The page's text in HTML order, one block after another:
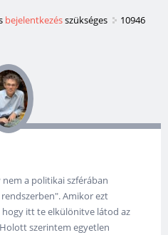
bejelentkezésszükséges
10946
a politikai szférában
Amikor ezt
itt te elkülönitve látod az
szerintem egyetlen